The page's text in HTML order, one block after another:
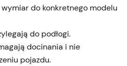
do konkretnego modelu
do podłogi.
docinania i nie
pojazdu.